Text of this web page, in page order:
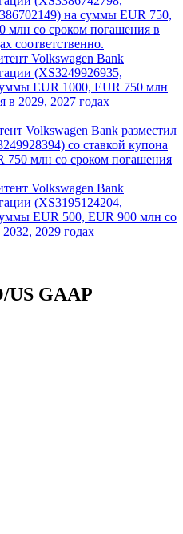
на суммы EUR 750,
млн со сроком погашения в
соответственно.
Volkswagen Bank
(XS3249926935,
EUR 1000, EUR 750 млн
в 2029, 2027 годах
Volkswagen Bank разместил
со ставкой купона
750 млн со сроком погашения
Volkswagen Bank
(XS3195124204,
EUR 500, EUR 900 млн со
2029 годах
GAAP